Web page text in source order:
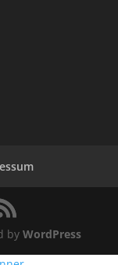
by WordPress